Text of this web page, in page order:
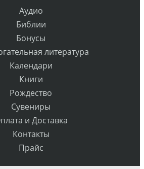
Аудио
Библии
Бонусы
литература
Календари
Книги
Рождество
Сувениры
и Доставка
Контакты
Прайс